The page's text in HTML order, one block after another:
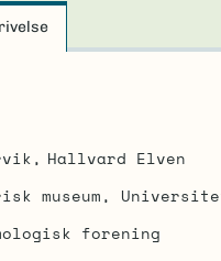
Hallvard Elven
museum,
forening